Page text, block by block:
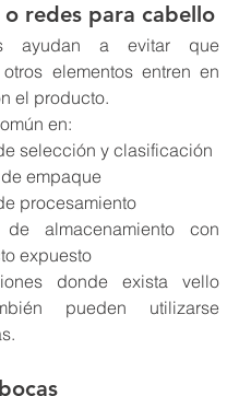
o redes para cabello
ayudan a evitar que
elementos entren en
el producto.
en:
selección y clasificación
empaque
procesamiento
de almacenamiento con
expuesto
donde exista vello
pueden utilizarse